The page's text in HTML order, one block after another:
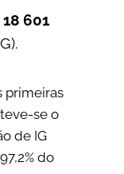
18 601
primeiras
se o
de IG
do